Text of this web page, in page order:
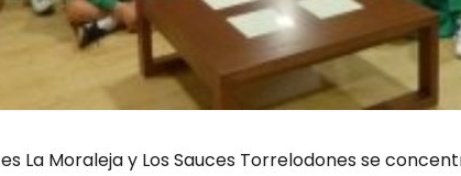
La Moraleja y Los Sauces Torrelodones se